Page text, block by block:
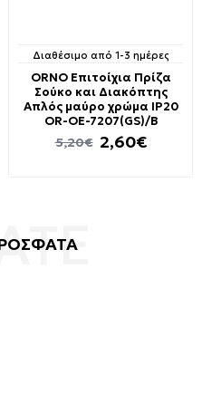
Διαθέσιμο από 1-3 ημέρες
ORNO Επιτοίχια Πρίζα
Σούκο και Διακόπτης
Απλός μαύρο χρώμα IP20
OR-OE-7207(GS)/B
2,60€
5,20€